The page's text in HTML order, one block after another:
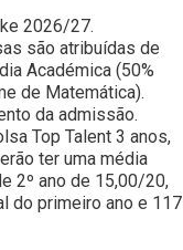
2026/27.
são atribuídas de
Académica (50%
de Matemática).
da admissão.
Top Talent 3 anos,
ter uma média
2º ano de 15,00/20,
do primeiro ano e 117